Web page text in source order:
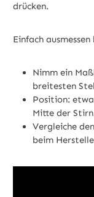
drücken.
Einfach
Nimm ein
breitesten
Position:
Mitte der
Vergleiche
beim